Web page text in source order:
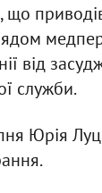
від
служби.
Юрія